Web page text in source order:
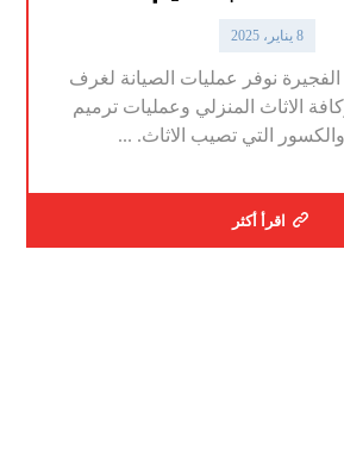
8 يناير، 2025
نوفر عمليات الصيانة لغرف
الاثاث المنزلي وعمليات ترميم
التي تصيب الاثاث. ...
اقرأ أكثر